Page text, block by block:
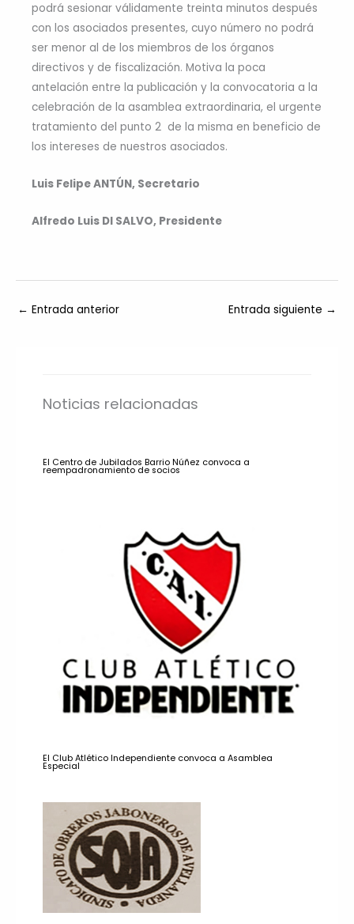
podrá sesionar válidamente treinta minutos después
con los asociados presentes, cuyo número no podrá
ser menor al de los miembros de los órganos
directivos y de fiscalización. Motiva la poca
antelación entre la publicación y la convocatoria a la
celebración de la asamblea extraordinaria, el urgente
tratamiento del punto 2 de la misma en beneficio de
los intereses de nuestros asociados.
Luis Felipe ANTÚN, Secretario
Alfredo Luis DI SALVO, Presidente
← Entrada anterior Entrada siguiente →
Noticias relacionadas
El Centro de Jubilados Barrio Núñez convoca a
reempadronamiento de socios
El Club Atlético Independiente convoca a Asamblea
Especial